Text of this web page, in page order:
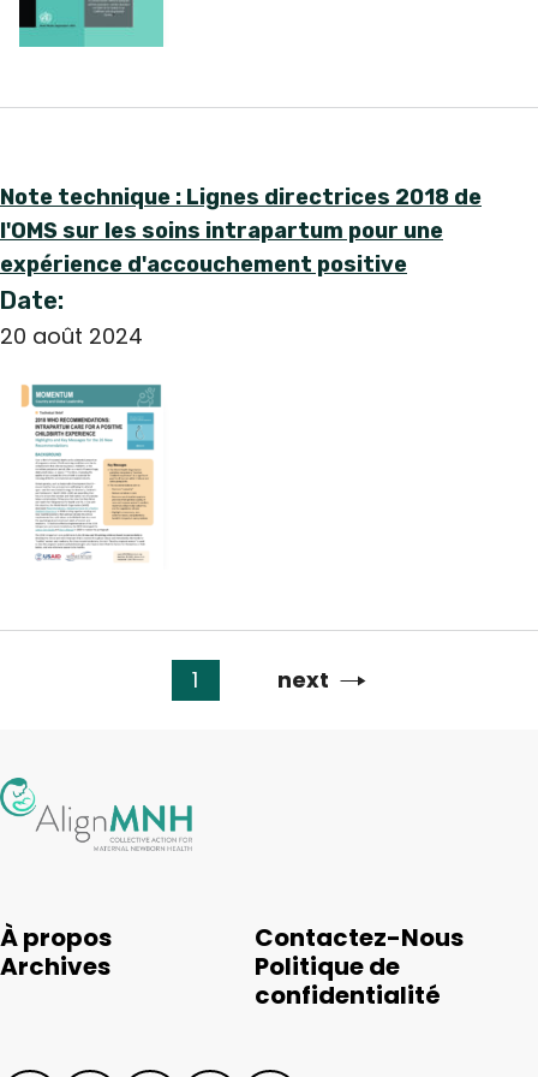
Note technique : Lignes directrices 2018 de
l'OMS sur les soins intrapartum pour une
expérience d'accouchement positive
Date:
20 août 2024
1 Page
next
À propos
Contactez-Nous
Archives
Politique de
confidentialité